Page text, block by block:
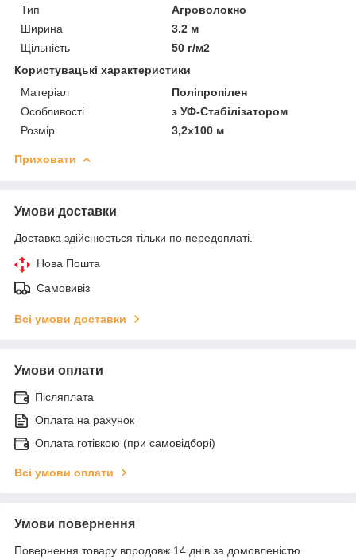
Тип
Агроволокно
Ширина
3.2 м
Щільність
50 г/м2
Користувацькі характеристики
Матеріал
Поліпропілен
Особливості
з УФ-Стабілізатором
Розмір
3,2х100 м
Приховати
Умови доставки
Доставка здійснюється тільки по передоплаті.
Нова Пошта
Самовивіз
Всі умови доставки
Умови оплати
Післяплата
Оплата на рахунок
Оплата готівкою (при самовідборі)
Всі умови оплати
Умови повернення
Повернення товару впродовж 14 днів за домовленістю